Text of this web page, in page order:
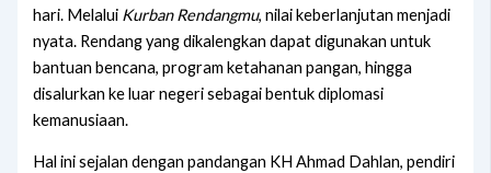
hari. Melalui Kurban Rendangmu, nilai keberlanjutan menjadi
nyata. Rendang yang dikalengkan dapat digunakan untuk
bantuan bencana, program ketahanan pangan, hingga
disalurkan ke luar negeri sebagai bentuk diplomasi
kemanusiaan.
Hal ini sejalan dengan pandangan KH Ahmad Dahlan, pendiri